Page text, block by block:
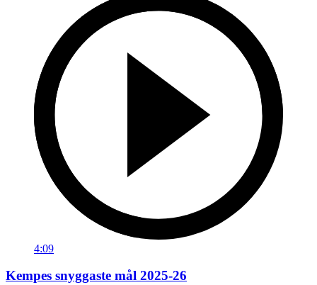
4:09
Kempes snyggaste mål 2025-26